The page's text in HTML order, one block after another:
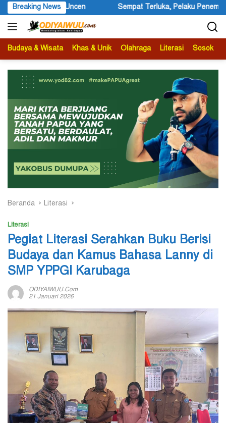
Langsung
ke
konten
Breaking News
Sempat Terluka, Pelaku Penembakan Warga Negara Asing
Budaya & Wisata Khas & Unik Olahraga Literasi Sosok
Beranda Literasi
Literasi
Pegiat Literasi Serahkan Buku Berisi
Budaya dan Kamus Bahasa Lanny di
SMP YPPGI Karubaga
ODIYAIWUU.com
21 Januari 2026